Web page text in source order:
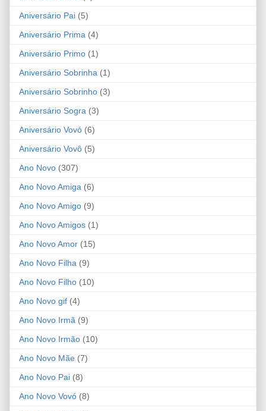
Aniversário Pai (5)
Aniversário Prima (4)
Aniversário Primo (1)
Aniversário Sobrinha (1)
Aniversário Sobrinho (3)
Aniversário Sogra (3)
Aniversário Vovó (6)
Aniversário Vovô (5)
Ano Novo (307)
Ano Novo Amiga (6)
Ano Novo Amigo (9)
Ano Novo Amigos (1)
Ano Novo Amor (15)
Ano Novo Filha (9)
Ano Novo Filho (10)
Ano Novo gif (4)
Ano Novo Irmã (9)
Ano Novo Irmão (10)
Ano Novo Mãe (7)
Ano Novo Pai (8)
Ano Novo Vovó (8)